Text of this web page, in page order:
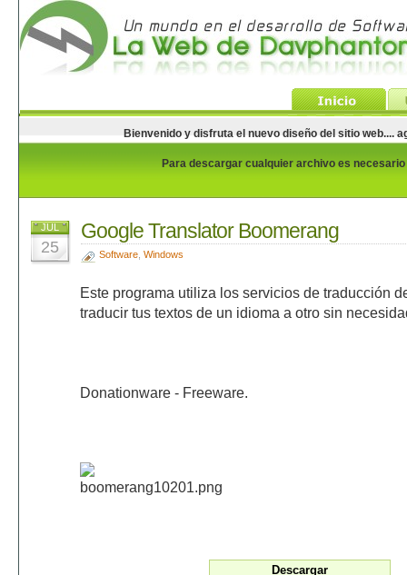
Bienvenido y disfruta el nuevo diseño del sitio web....
Para descargar cualquier archivo es
JUL
25
Google Translator Boomerang
Software, Windows
Este programa utiliza los servicios de traducción
traducir tus textos de un idioma a otro sin
Donationware - Freeware.